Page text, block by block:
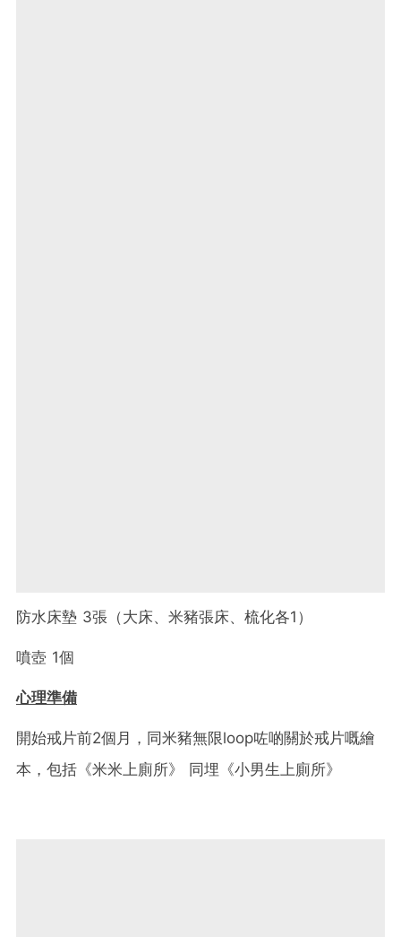
防水床墊 3張（大床、米豬張床、梳化各1）
噴壺 1個
心理準備
開始戒片前2個月，同米豬無限loop咗啲關於戒片嘅繪
本，包括《米米上廁所》 同埋《小男生上廁所》